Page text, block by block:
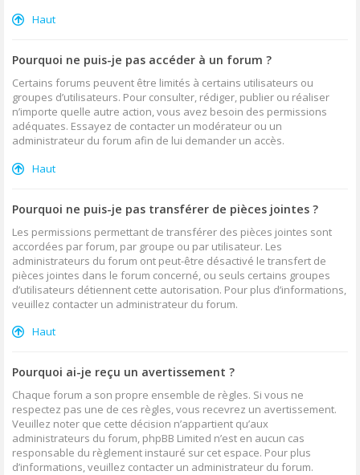
Haut
Pourquoi ne puis-je pas accéder à un forum ?
Certains forums peuvent être limités à certains utilisateurs ou
groupes d’utilisateurs. Pour consulter, rédiger, publier ou réaliser
n’importe quelle autre action, vous avez besoin des permissions
adéquates. Essayez de contacter un modérateur ou un
administrateur du forum afin de lui demander un accès.
Haut
Pourquoi ne puis-je pas transférer de pièces jointes ?
Les permissions permettant de transférer des pièces jointes sont
accordées par forum, par groupe ou par utilisateur. Les
administrateurs du forum ont peut-être désactivé le transfert de
pièces jointes dans le forum concerné, ou seuls certains groupes
d’utilisateurs détiennent cette autorisation. Pour plus d’informations,
veuillez contacter un administrateur du forum.
Haut
Pourquoi ai-je reçu un avertissement ?
Chaque forum a son propre ensemble de règles. Si vous ne
respectez pas une de ces règles, vous recevrez un avertissement.
Veuillez noter que cette décision n’appartient qu’aux
administrateurs du forum, phpBB Limited n’est en aucun cas
responsable du règlement instauré sur cet espace. Pour plus
d’informations, veuillez contacter un administrateur du forum.